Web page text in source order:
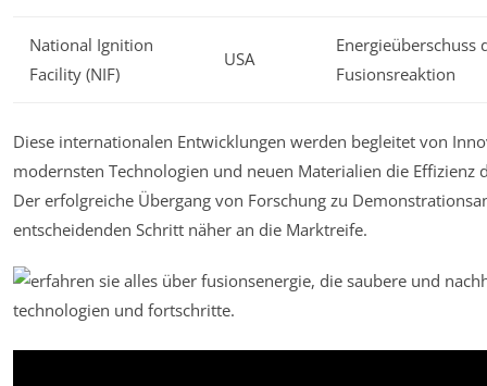
National Ignition
Facility (NIF)
USA
Energieüberschuss
Fusionsreaktion
Diese internationalen Entwicklungen werden begleitet von
modernsten Technologien und neuen Materialien die
Der erfolgreiche Übergang von Forschung zu
entscheidenden Schritt näher an die Marktreife.